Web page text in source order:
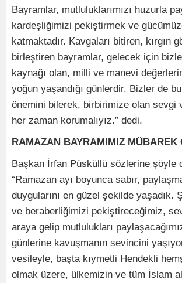
Bayramlar, mutluluklarımızı huzurla
kardeşliğimizi pekiştirmek ve
katmaktadır. Kavgaları bitiren, kırgın
birleştiren bayramlar, gelecek için
kaynağı olan, milli ve manevi
yoğun yaşandığı günlerdir. Bizler de
önemini bilerek, birbirimize olan sevgi
her zaman korumalıyız.” dedi.
RAMAZAN BAYRAMIMIZ MÜBAREK
Başkan İrfan Püsküllü sözlerine şöyle
“Ramazan ayı boyunca sabır,
duygularını en güzel şekilde yaşadık.
ve beraberliğimizi pekiştireceğimiz,
araya gelip mutlulukları
günlerine kavuşmanın sevincini
vesileyle, başta kıymetli Hendekli
olmak üzere, ülkemizin ve tüm İslam